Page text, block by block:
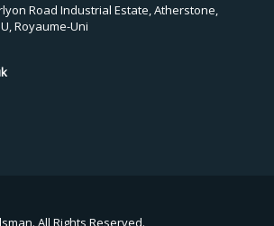
Road Industrial Estate, Atherstone,
Royaume-Uni
All Rights Reserved.